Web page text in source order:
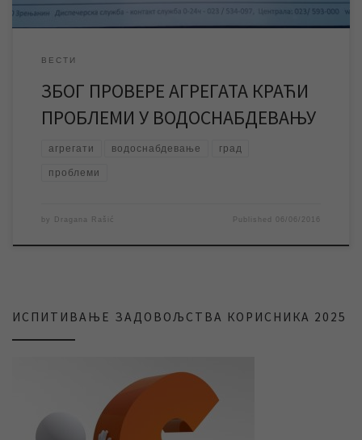
ВЕСТИ
ЗБОГ ПРОВЕРЕ АГРЕГАТА КРАЋИ
ПРОБЛЕМИ У ВОДОСНАБДЕВАЊУ
агрегати водоснабдевање град
проблеми
by Dragana Rašić Published 06/06/2016
ИСПИТИВАЊЕ ЗАДОВОЉСТВА КОРИСНИКА 2025